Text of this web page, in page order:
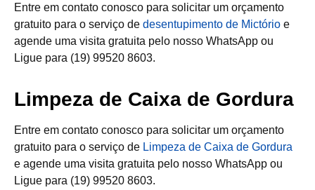
Entre em contato conosco para solicitar um orçamento
gratuito para o serviço de desentupimento de Mictório e
agende uma visita gratuita pelo nosso WhatsApp ou
Ligue para (19) 99520 8603.
Limpeza de Caixa de Gordura
Entre em contato conosco para solicitar um orçamento
gratuito para o serviço de Limpeza de Caixa de Gordura
e agende uma visita gratuita pelo nosso WhatsApp ou
Ligue para (19) 99520 8603.